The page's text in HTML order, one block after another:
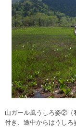
山ガール風うしろ姿②（
付き、途中からはうし